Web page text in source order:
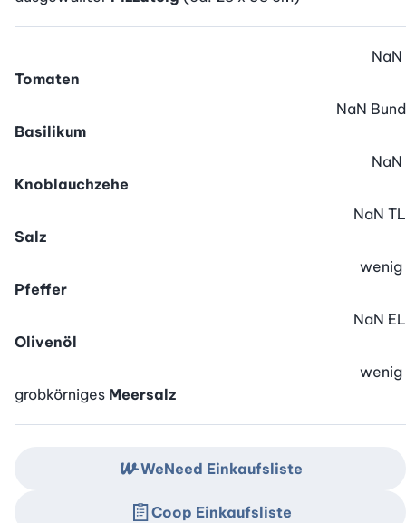
Tomaten
NaN
Basilikum
NaN Bund
Knoblauchzehe
NaN
Salz
NaN TL
Pfeffer
wenig
Olivenöl
NaN EL
grobkörniges Meersalz
wenig
WeNeed Einkaufsliste
Coop Einkaufsliste